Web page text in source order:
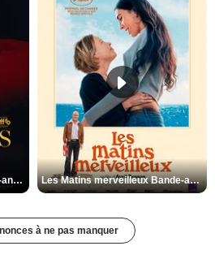
Les Silences de Riyad Bande-annonce VO STFR Les Matins merveilleux Bande-annonce VF
à ne pas manquer